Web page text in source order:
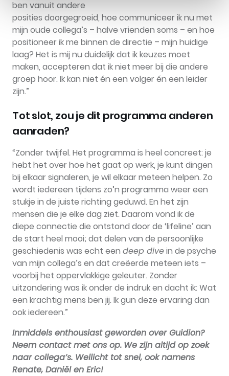
ben vanuit andere
posities doorgegroeid, hoe communiceer ik nu met
mijn oude collega’s – halve vrienden soms – en hoe
positioneer ik me binnen de directie – mijn huidige
laag? Het is mij nu duidelijk dat ik keuzes moet
maken, accepteren dat ik niet meer bij die andere
groep hoor. Ik kan niet én een volger én een leider
zijn.”
Tot slot, zou je dit programma anderen
aanraden?
“Zonder twijfel. Het programma is heel concreet: je
hebt het over hoe het gaat op werk, je kunt dingen
bij elkaar signaleren, je wil elkaar meteen helpen. Zo
wordt iedereen tijdens zo’n programma weer een
stukje in de juiste richting geduwd. En het zijn
mensen die je elke dag ziet. Daarom vond ik de
diepe connectie die ontstond door de ‘lifeline’ aan
de start heel mooi; dat delen van de persoonlijke
geschiedenis was echt een deep divein de psyche
van mijn collega’s en dat creëerde meteen iets –
voorbij het oppervlakkige geleuter. Zonder
uitzondering was ik onder de indruk en dacht ik: Wat
een krachtig mens ben jij. Ik gun deze ervaring dan
ook iedereen.”
Inmiddels enthousiast geworden over Guidion?
Neem contact met ons op. We zijn altijd op zoek
naar collega’s. Wellicht tot snel, ook namens
Renate, Daniël en Eric!